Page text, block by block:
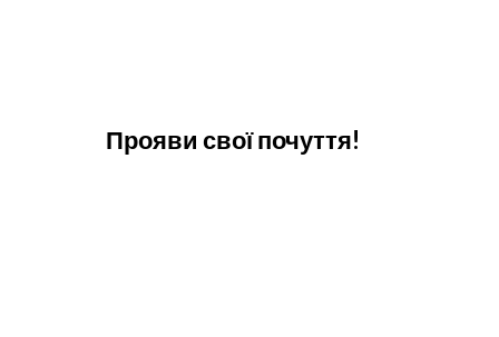
Прояви свої почуття!